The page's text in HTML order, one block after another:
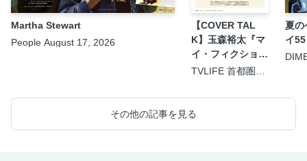
Martha Stewart
People August 17, 2026
【COVER TAL
K】玉森裕太『マ
イ・フィクショ
ン』
TVLIFE 首都圏版
夏の
イ55
その他の記事を見る